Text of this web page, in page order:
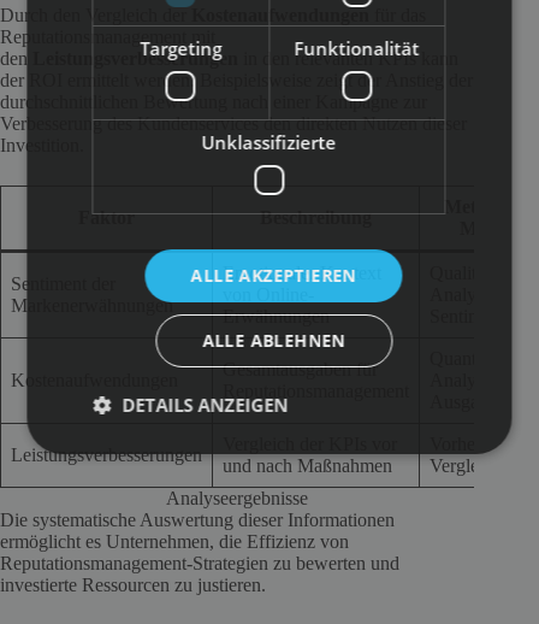
Durch den Vergleich der
Reputationsmanagement mit
den
Leistungsverbesserungen
in den relevanten KPIs kann
der ROI ermittelt werden. Beispielsweise zeigt der Anstieg der
durchschnittlichen Bewertung nach einer Kampagne zur
Verbesserung des Kundenservices den direkten Nutzen dieser
Investition.
Faktor Beschreibung
Sentiment der
Markenerwähnungen
Emotionaler Kontext
Erwähnungen
Kostenaufwendungen
Gesamtausgaben für
Leistungsverbesserungen
und nach Maßnahmen
Vorher-
Vergleich
Analyseergebnisse
Die systematische Auswertung dieser Informationen
ermöglicht es Unternehmen, die Effizienz von
Reputationsmanagement-Strategien zu bewerten und
investierte Ressourcen zu justieren.
Targeting Funktionalität
Unklassifizierte
ALLE AKZEPTIEREN
ALLE ABLEHNEN
DETAILS ANZEIGEN